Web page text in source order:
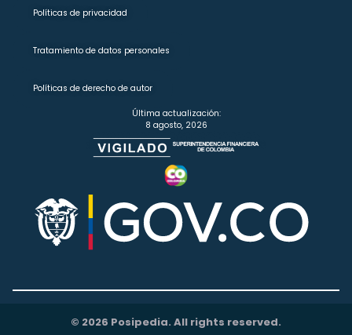
Políticas de privacidad
Tratamiento de datos personales
Políticas de derecho de autor
Última actualización:
8 agosto, 2026
© 2026 Posipedia. All rights reserved.